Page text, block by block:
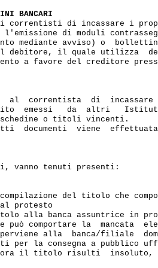
BANCARI
correntisti di incassare i
di moduli
mediante avviso) o
debitore, il quale utilizza
a favore del creditore
al  correntista  di
emessi   da  altri
o titoli vincenti.
documenti  viene
vanno tenuti presenti:
del titolo che
protesto
alla banca assuntrice in
può comportare la  mancata
alla  banca/filiale
per la consegna a pubblico
il titolo risulti  insoluto,